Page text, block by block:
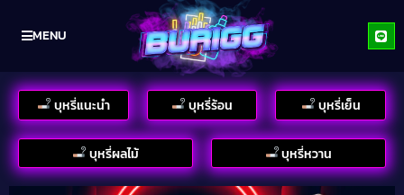
MENU
บุหรี่แนะนำ บุหรี่ร้อน บุหรี่เย็น
บุหรี่ผลไม้ บุหรี่หวาน